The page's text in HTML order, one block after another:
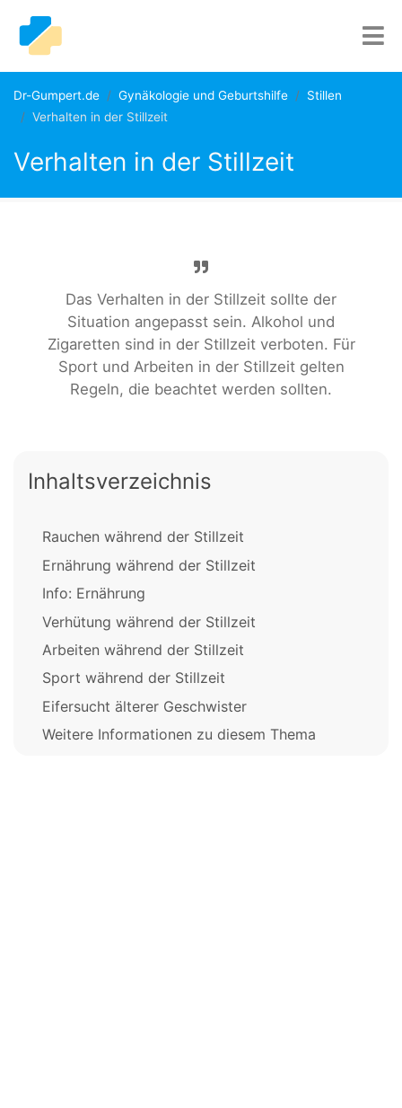
Dr-Gumpert.de Gynäkologie und Geburtshilfe
Stillen
Verhalten in der Stillzeit
Verhalten in der Stillzeit
Das Verhalten in der Stillzeit sollte der
Situation angepasst sein. Alkohol und
Zigaretten sind in der Stillzeit verboten. Für
Sport und Arbeiten in der Stillzeit gelten
Regeln, die beachtet werden sollten.
Inhaltsverzeichnis
Rauchen während der Stillzeit
Ernährung während der Stillzeit
Info: Ernährung
Verhütung während der Stillzeit
Arbeiten während der Stillzeit
Sport während der Stillzeit
Eifersucht älterer Geschwister
Weitere Informationen zu diesem Thema